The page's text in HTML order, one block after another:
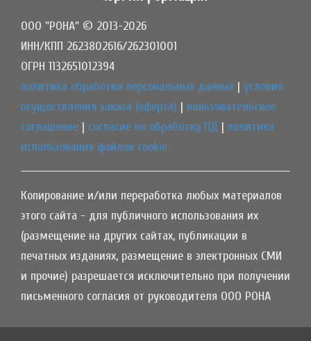
ООО "РОНА" © 2013-2026
ИНН/КПП 2623802616/262301001
ОГРН 1132651012394
политика обработки персональных данных | условия
осуществления заказа (оферта) | пользовательское
соглашение | согласие на обработку ПД | политика
использования файлов cookie
Копирование и/или переработка любых материалов
этого сайта - для публичного использования их
(размещение на других сайтах, публикации в
печатных изданиях, размещение в электронных СМИ
и прочие) разрешается исключительно при получении
письменного согласия от руководителя ООО РОНА